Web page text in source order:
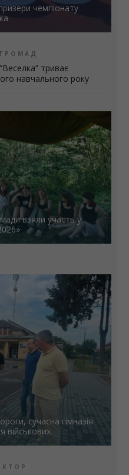
чемпіонату
триває
навчального року
взяли участь у
сучасна гімназія
військових